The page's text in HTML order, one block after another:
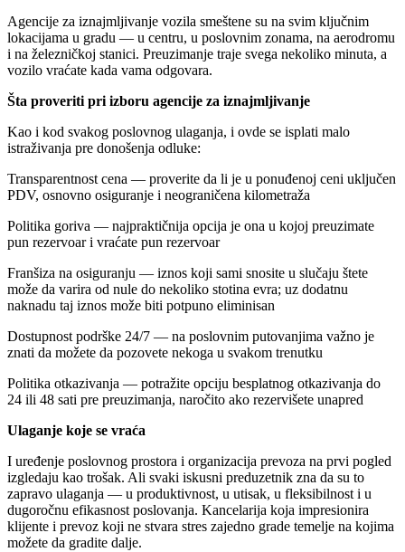
Agencije za iznajmljivanje vozila smeštene su na svim ključnim
lokacijama u gradu — u centru, u poslovnim zonama, na aerodromu
i na železničkoj stanici. Preuzimanje traje svega nekoliko minuta, a
vozilo vraćate kada vama odgovara.
Šta proveriti pri izboru agencije za iznajmljivanje
Kao i kod svakog poslovnog ulaganja, i ovde se isplati malo
istraživanja pre donošenja odluke:
Transparentnost cena — proverite da li je u ponuđenoj ceni uključen
PDV, osnovno osiguranje i neograničena kilometraža
Politika goriva — najpraktičnija opcija je ona u kojoj preuzimate
pun rezervoar i vraćate pun rezervoar
Franšiza na osiguranju — iznos koji sami snosite u slučaju štete
može da varira od nule do nekoliko stotina evra; uz dodatnu
naknadu taj iznos može biti potpuno eliminisan
Dostupnost podrške 24/7 — na poslovnim putovanjima važno je
znati da možete da pozovete nekoga u svakom trenutku
Politika otkazivanja — potražite opciju besplatnog otkazivanja do
24 ili 48 sati pre preuzimanja, naročito ako rezervišete unapred
Ulaganje koje se vraća
I uređenje poslovnog prostora i organizacija prevoza na prvi pogled
izgledaju kao trošak. Ali svaki iskusni preduzetnik zna da su to
zapravo ulaganja — u produktivnost, u utisak, u fleksibilnost i u
dugoročnu efikasnost poslovanja. Kancelarija koja impresionira
klijente i prevoz koji ne stvara stres zajedno grade temelje na kojima
možete da gradite dalje.